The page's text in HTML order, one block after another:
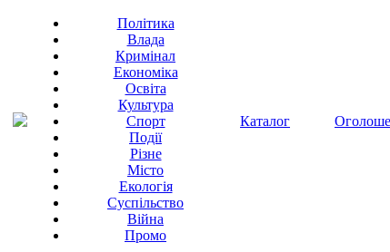
Політика
Влада
Кримінал
Економіка
Освіта
Культура
Спорт
Події
Різне
Місто
Екологія
Суспільство
Війна
Промо
Каталог